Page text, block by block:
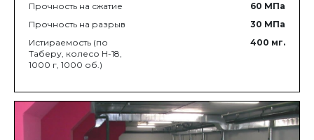
Прочность на сжатие
60 МПа
Прочность на разрыв
30 МПа
Истираемость (по
Таберу, колесо Н-18,
1000 г, 1000 об.)
400 мг.